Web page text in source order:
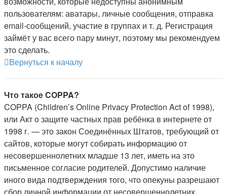
пользователям: аватары, личные сообщения, отправка
email-сообщений, участие в группах и т. д. Регистрация
займёт у вас всего пару минут, поэтому мы рекомендуем
это сделать.
Вернуться к началу
Что такое COPPA?
COPPA (Children’s Online Privacy Protection Act of 1998),
или Акт о защите частных прав ребёнка в интернете от
1998 г. — это закон Соединённых Штатов, требующий от
сайтов, которые могут собирать информацию от
несовершеннолетних младше 13 лет, иметь на это
письменное согласие родителей. Допустимо наличие
иного вида подтверждения того, что опекуны разрешают